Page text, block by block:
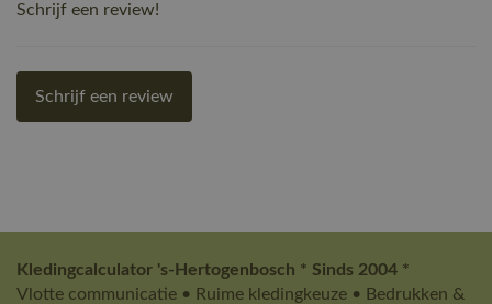
Schrijf een review!
Schrijf een review
Kledingcalculator 's-Hertogenbosch * Sinds 2004 *
Vlotte communicatie • Ruime kledingkeuze • Bedrukken &